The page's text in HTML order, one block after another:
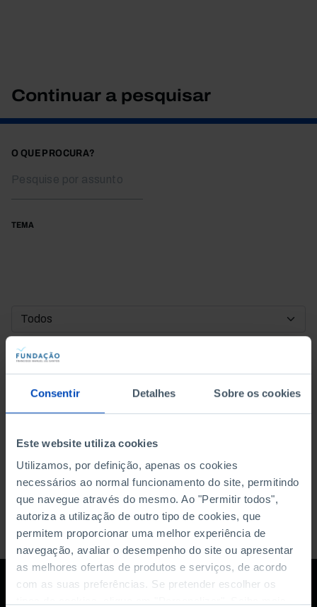
Consentir Detalhes Sobre os cookies
Este website utiliza cookies
Utilizamos, por definição, apenas os cookies
necessários ao normal funcionamento do site, permitindo
que navegue através do mesmo. Ao "Permitir todos",
autoriza a utilização de outro tipo de cookies, que
permitem proporcionar uma melhor experiência de
navegação, avaliar o desempenho do site ou apresentar
as melhores ofertas de produtos e serviços, de acordo
com as suas preferências. Se pretender escolher os
Continuar a pesquisar
O QUE PROCURA?
TEMA
DATA DE INÍCIO
DATA DE FIM